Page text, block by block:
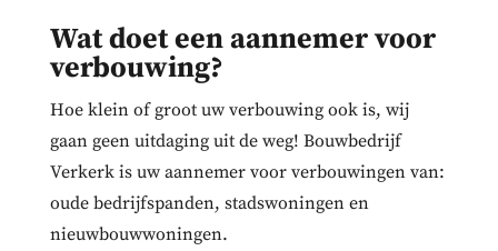
Wat doet een aannemer voor
verbouwing?
Hoe klein of groot uw verbouwing ook is, wij
gaan geen uitdaging uit de weg! Bouwbedrijf
Verkerk is uw aannemer voor verbouwingen van:
oude bedrijfspanden, stadswoningen en
nieuwbouwwoningen.